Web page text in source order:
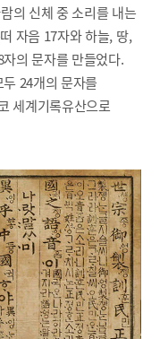
의 신체 중 소리를 내는
자음 17자와 하늘, 땅,
의 문자를 만들었다.
24개의 문자를
세계기록유산으로